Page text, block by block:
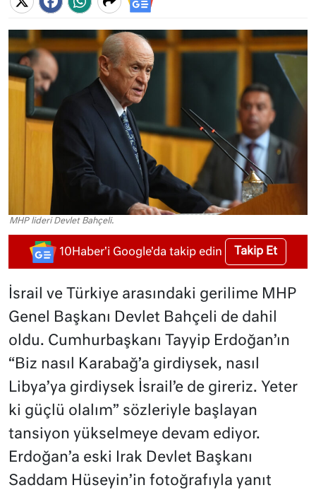
MHP lideri Devlet Bahçeli.
10Haber'i Google'da takip edin Takip Et
İsrail ve Türkiye arasındaki gerilime MHP
Genel Başkanı Devlet Bahçeli de dahil
oldu. Cumhurbaşkanı Tayyip Erdoğan’ın
“Biz nasıl Karabağ’a girdiysek, nasıl
Libya’ya girdiysek İsrail’e de gireriz. Yeter
ki güçlü olalım” sözleriyle başlayan
tansiyon yükselmeye devam ediyor.
Erdoğan’a eski Irak Devlet Başkanı
Saddam Hüseyin’in fotoğrafıyla yanıt